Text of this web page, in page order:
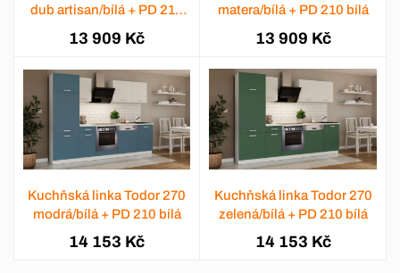
dub artisan/bílá + PD 210
bílá
13 909 Kč
matera/bílá + PD 210 bílá
13 909 Kč
Kuchňská linka Todor 270
modrá/bílá + PD 210 bílá
14 153 Kč
Kuchňská linka Todor 270
zelená/bílá + PD 210 bílá
14 153 Kč